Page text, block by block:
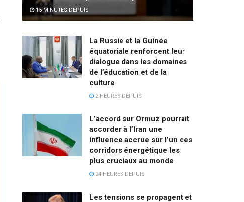
15 MINUTES DEPUIS
La Russie et la Guinée
équatoriale renforcent leur
dialogue dans les domaines
de l’éducation et de la
culture
2 HEURES DEPUIS
L’accord sur Ormuz pourrait
accorder à l’Iran une
influence accrue sur l’un des
corridors énergétique les
plus cruciaux au monde
24 HEURES DEPUIS
Les tensions se propagent et